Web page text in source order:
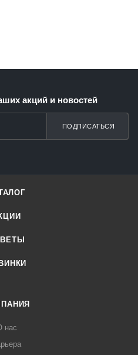
акций и новостей
ПОДПИСАТЬСЯ
нас